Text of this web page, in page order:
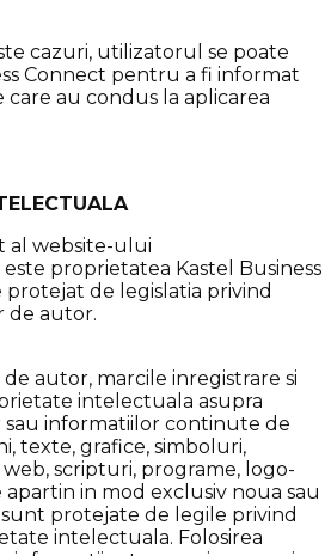
cazuri, utilizatorul se poate
Connect pentru a fi informat
au condus la aplicarea
al website-ului
proprietatea Kastel Business
protejat de legislatia privind
de autor.
autor, marcile inregistrare si
intelectuala asupra
informatiilor continute de
texte, grafice, simboluri,
scripturi, programe, logo-
in mod exclusiv noua sau
protejate de legile privind
intelectuala. Folosirea